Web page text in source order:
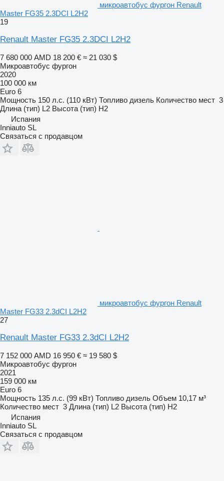
микроавтобус фургон Renault
Master FG35 2.3DCI L2H2
19
Renault Master FG35 2.3DCI L2H2
7 680 000 AMD 18 200 € ≈ 21 030 $
Микроавтобус фургон
2020
100 000 км
Euro 6
Мощность 150 л.с. (110 кВт) Топливо дизель Количество мест 3
Длина (тип) L2 Высота (тип) H2
Испания
Inniauto SL
Связаться с продавцом
микроавтобус фургон Renault
Master FG33 2.3dCI L2H2
27
Renault Master FG33 2.3dCI L2H2
7 152 000 AMD 16 950 € ≈ 19 580 $
Микроавтобус фургон
2021
159 000 км
Euro 6
Мощность 135 л.с. (99 кВт) Топливо дизель Объем 10,17 м³
Количество мест 3 Длина (тип) L2 Высота (тип) H2
Испания
Inniauto SL
Связаться с продавцом